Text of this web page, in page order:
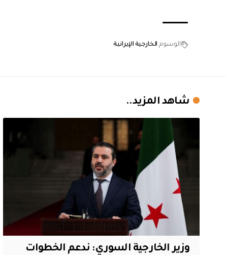
الوسوم الخارجية الإيرانية
شاهد المزيد..
وزير الخارجية السوري: ندعم الخطوات